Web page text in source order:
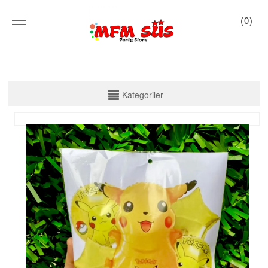
(0)
TABAK VE BARDAK
PEÇETE
MASA ÖRTÜSÜ
ZARF BANNER
ZARF VARAKLI BANNER
KALİGRAFİ BANNER
MISIR KUTU
Kategoriler